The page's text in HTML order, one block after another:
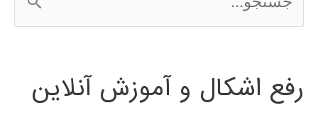
س
ج
رفع اشکال و آموزش آنلاین